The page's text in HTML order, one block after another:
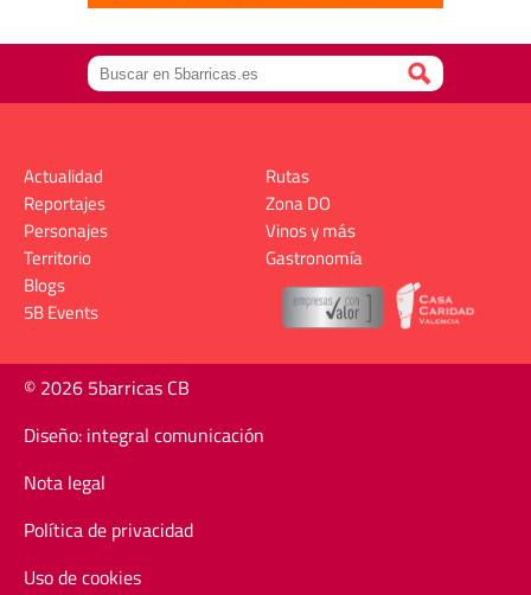
Actualidad
Reportajes
Personajes
Territorio
Rutas
Zona DO
Vinos y más
Gastronomía
Blogs
5B Events
© 2026 5barricas CB
Diseño: integral comunicación
Nota legal
Política de privacidad
Uso de cookies